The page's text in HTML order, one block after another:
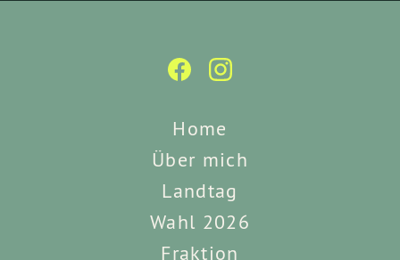
Home
Über mich
Landtag
Wahl 2026
Fraktion